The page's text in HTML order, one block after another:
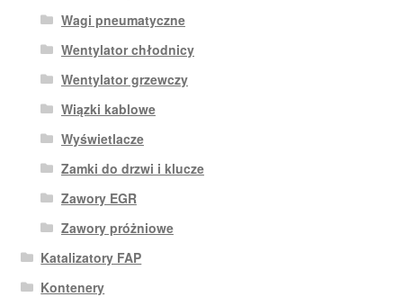
Wagi pneumatyczne
Wentylator chłodnicy
Wentylator grzewczy
Wiązki kablowe
Wyświetlacze
Zamki do drzwi i klucze
Zawory EGR
Zawory próżniowe
Katalizatory FAP
Kontenery